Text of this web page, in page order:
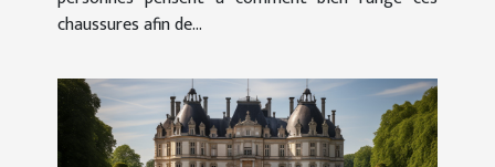
chaussures afin de...